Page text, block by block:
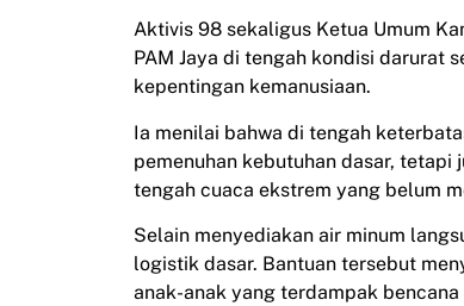
Aktivis 98 sekaligus Ketua Umum
PAM Jaya di tengah kondisi darurat
kepentingan kemanusiaan.
Ia menilai bahwa di tengah
pemenuhan kebutuhan dasar, tetapi
tengah cuaca ekstrem yang belum
Selain menyediakan air minum
logistik dasar. Bantuan tersebut
anak-anak yang terdampak